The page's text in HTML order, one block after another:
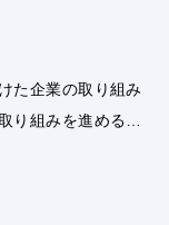
た企業の取り組み
組みを進めるメ
についても解説